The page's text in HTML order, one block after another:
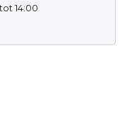
14:00